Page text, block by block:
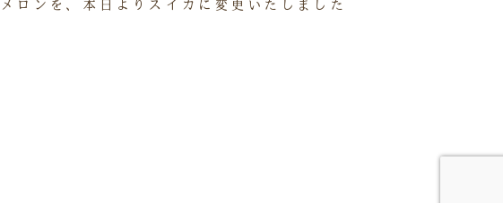
ロンを、本日よりスイカに変更いたしました